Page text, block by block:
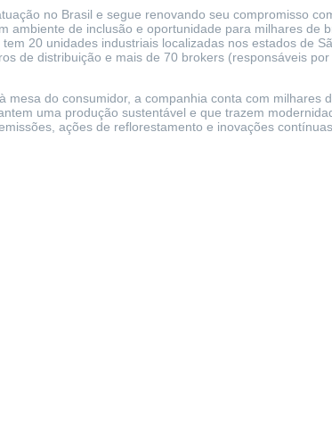
no Brasil e segue renovando seu compromisso
ambiente de inclusão e oportunidade para milhares de
20 unidades industriais localizadas nos estados de
de distribuição e mais de 70 brokers (responsáveis
do consumidor, a companhia conta com
uma produção sustentável e que trazem
ações de reflorestamento e inovações